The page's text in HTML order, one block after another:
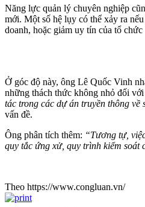
Năng lực quản lý chuyên nghiệp
mới. Một số hệ lụy có thể xảy ra
doanh, hoặc giảm uy tín của tổ
Ở góc độ này, ông Lê Quốc Vinh
những thách thức không nhỏ đối
tác trong các dự án truyền thông
vấn đề.
Ông phân tích thêm: “Tương tự,
quy tắc ứng xử, quy trình kiểm soát
Theo https://www.congluan.vn/